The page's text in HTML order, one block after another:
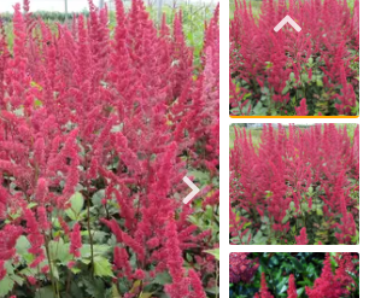
Zum nächsten Bild
Zum vorigen Bild